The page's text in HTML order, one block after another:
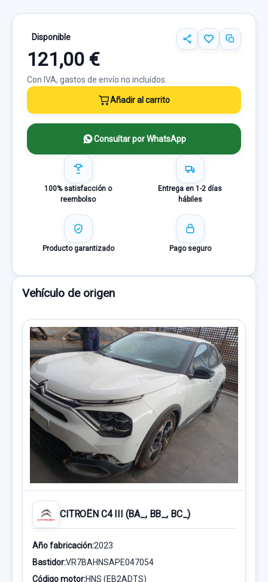
Disponible
121,00 €
Con IVA, gastos de envío no incluídos.
Añadir al carrito
Consultar por WhatsApp
100% satisfacción o
reembolso
Entrega en 1-2 días
hábiles
Producto garantizado Pago seguro
Vehículo de origen
CITROËN C4 III (BA_, BB_, BC_)
Año fabricación:2023
Bastidor:VR7BAHNSAPE047054
Código motor:HNS (EB2ADTS)